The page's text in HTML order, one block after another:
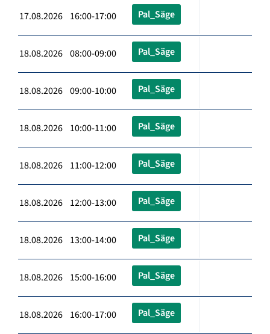
17.08.2026 16:00-17:00 Pal_Säge
18.08.2026 08:00-09:00 Pal_Säge
18.08.2026 09:00-10:00 Pal_Säge
18.08.2026 10:00-11:00 Pal_Säge
18.08.2026 11:00-12:00 Pal_Säge
18.08.2026 12:00-13:00 Pal_Säge
18.08.2026 13:00-14:00 Pal_Säge
18.08.2026 15:00-16:00 Pal_Säge
18.08.2026 16:00-17:00 Pal_Säge